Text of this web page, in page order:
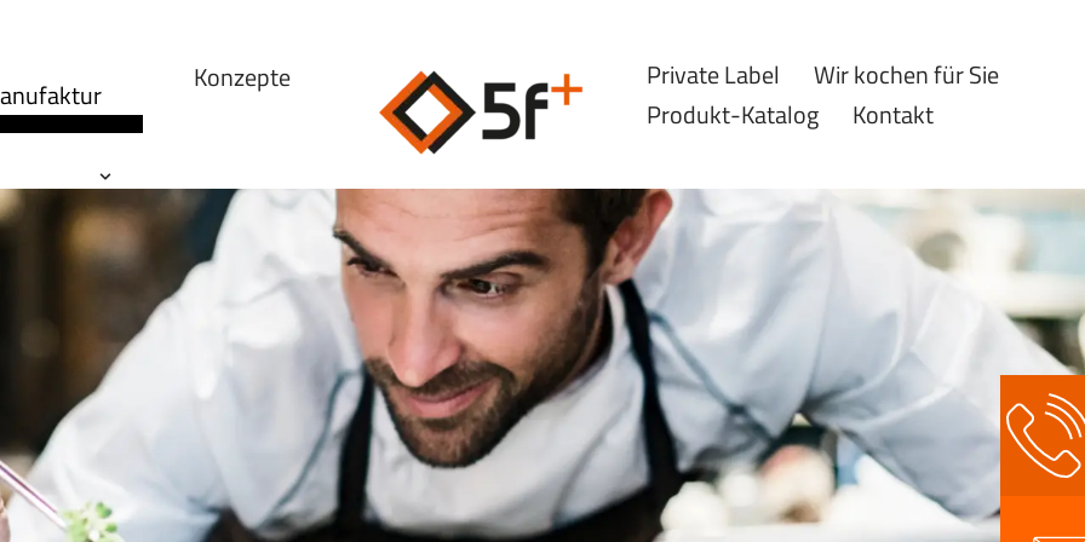
Konzepte
Jobs
Private Label
Wir kochen für Sie
Produkt-Katalog
Kontakt